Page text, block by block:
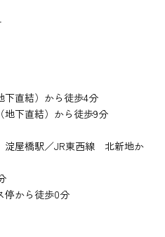
直結）から徒歩4分
下直結）から徒歩9分
屋橋駅／JR東西線 北新地か
から徒歩0分